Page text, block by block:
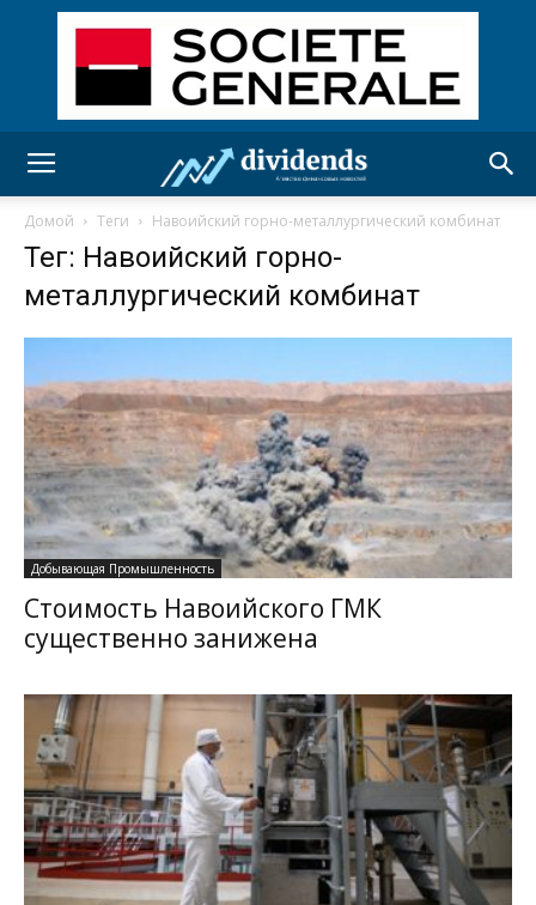
Домой Теги Навоийский горно-металлургический комбинат
Тег: Навоийский горно-
металлургический комбинат
Добывающая Промышленность
Стоимость Навоийского ГМК
существенно занижена